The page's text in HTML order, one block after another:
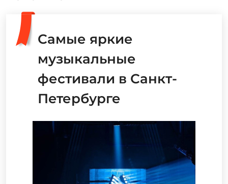
Самые яркие
музыкальные
фестивали в Санкт-
Петербурге